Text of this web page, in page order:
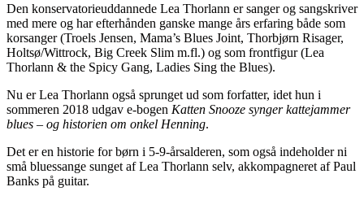
Den konservatorieuddannede Lea Thorlann er sanger og sangskriver
med mere og har efterhånden ganske mange års erfaring både som
korsanger (Troels Jensen, Mama’s Blues Joint, Thorbjørn Risager,
Holtsø/Wittrock, Big Creek Slim m.fl.) og som frontfigur (Lea
Thorlann & the Spicy Gang, Ladies Sing the Blues).
Nu er Lea Thorlann også sprunget ud som forfatter, idet hun i
sommeren 2018 udgav e-bogen Katten Snooze synger kattejammer
blues – og historien om onkel Henning.
Det er en historie for børn i 5-9-årsalderen, som også indeholder ni
små bluessange sunget af Lea Thorlann selv, akkompagneret af Paul
Banks på guitar.